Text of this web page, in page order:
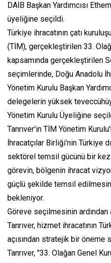
DAİB Başkan Yardımcısı
üyeliğine seçildi.
Türkiye ihracatının çatı
(TİM), gerçekleştirilen 33.
kapsamında gerçekleştirilen
seçimlerinde, Doğu Anadolu
Yönetim Kurulu Başkan
delegelerin yüksek
Yönetim Kurulu Üyeliğine
Tanrıver'in TİM Yönetim
İhracatçılar Birliği'nin Türkiye
sektörel temsil gücünü bir
görevin, bölgenin ihracat
güçlü şekilde temsil
bekleniyor.
Göreve seçilmesinin ardından
Tanrıver, hizmet ihracatının
açısından stratejik bir öneme
Tanrıver, "33. Olağan Genel